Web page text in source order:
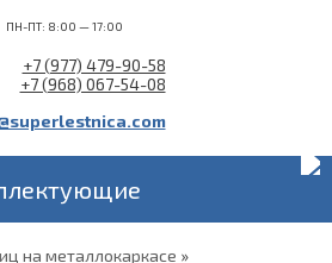
ПН-ПТ: 8:00 — 17:00
+7 (977) 479-90-58
+7 (968) 067-54-08
на металлокаркасе »